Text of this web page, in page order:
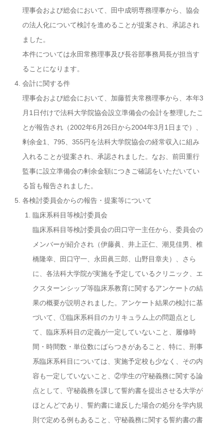
理事会および総会において、田中成明専務理事から、協会
の法人化について検討を進めることが提案され、承認され
ました。
本件については永田常務理事及び長谷部事務局長が担当す
ることになります。
会計に関する件
理事会および総会において、加藤哲夫常務理事から、本年3
月1日付けで法科大学院協会設立準備会の会計を整理したこ
とが報告され（2002年6月26日から2004年3月1日まで）、
剰余金1、795、355円を法科大学院協会の経常収入に組み
入れることが提案され、承認されました。なお、前田重行
監事に設立準備会の剰余金額につきご確認をいただいてい
る旨も報告されました。
各検討委員会からの報告・提案等について
臨床系科目等検討委員会
臨床系科目等検討委員会の田口守一主任から、委員会の
メンバーが紹介され（伊藤眞、井上正仁、潮見佳男、椎
橋隆幸、田口守一、永田眞三郎、山野目章夫）、さら
に、各法科大学院が実施を予定しているクリニック、エ
クスターンシップ等臨床系教育に関するアンケートの結
果の概要が説明されました。アンケート結果の検討に基
づいて、①臨床系科目のカリキュラム上の問題点とし
て、臨床系科目の定義が一定していないこと、履修時
間・時間数・単位数にばらつきがあること、特に、刑事
系臨床系科目については、実施予定校も少なく、その内
容も一定していないこと、②学生の守秘義務に関する論
点として、守秘義務を課して誓約書を提出させる大学が
ほとんどであり、誓約書に違反した場合の処分を学内規
則で定める例もあること、守秘義務に関する誓約書の書